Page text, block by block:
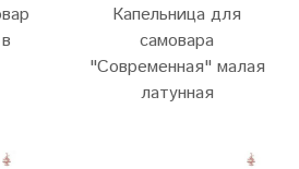
Капельница для
самовара
"Современная" малая
латунная